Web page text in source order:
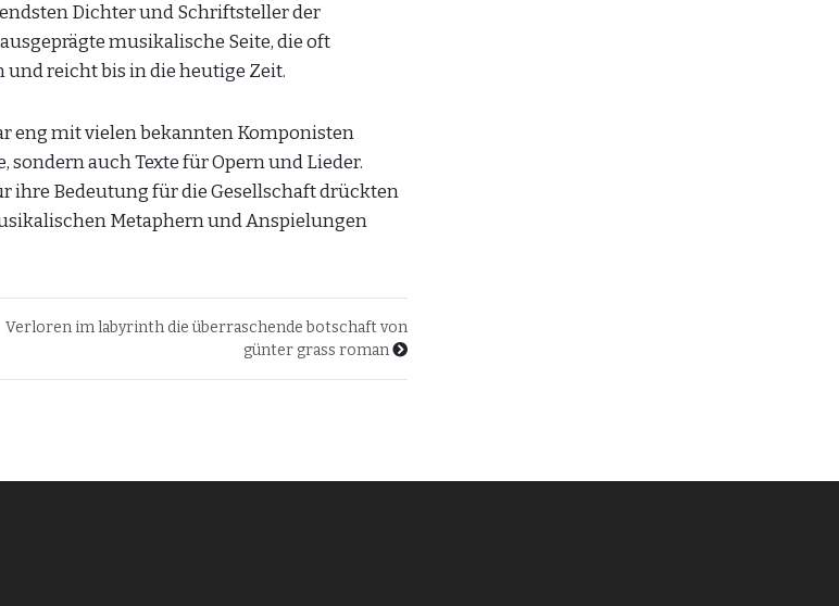
Dichter und Schriftsteller der
musikalische Seite, die oft
reicht bis in die heutige Zeit.
eng mit vielen bekannten Komponisten
auch Texte für Opern und Lieder.
ihre Bedeutung für die Gesellschaft drückten
Metaphern und Anspielungen
Verloren im labyrinth die überraschende botschaft von
günter grass roman